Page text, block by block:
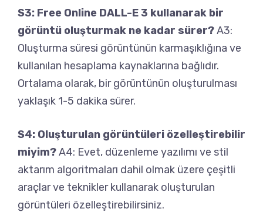
S3: Free Online DALL-E 3 kullanarak bir
görüntü oluşturmak ne kadar sürer?A3:
Oluşturma süresi görüntünün karmaşıklığına ve
kullanılan hesaplama kaynaklarına bağlıdır.
Ortalama olarak, bir görüntünün oluşturulması
yaklaşık 1-5 dakika sürer.
S4: Oluşturulan görüntüleri özelleştirebilir
miyim?A4: Evet, düzenleme yazılımı ve stil
aktarım algoritmaları dahil olmak üzere çeşitli
araçlar ve teknikler kullanarak oluşturulan
görüntüleri özelleştirebilirsiniz.